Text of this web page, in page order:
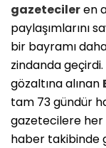
gazetecileren
paylaşımlarını
bir bayramı
zindanda
gözaltına alınan
tam 73 gündür
gazetecilere her
haber takibinde